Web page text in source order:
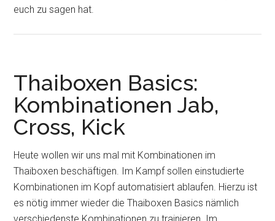
euch zu sagen hat.
Thaiboxen Basics:
Kombinationen Jab,
Cross, Kick
Heute wollen wir uns mal mit Kombinationen im
Thaiboxen beschäftigen. Im Kampf sollen einstudierte
Kombinationen im Kopf automatisiert ablaufen. Hierzu ist
es nötig immer wieder die Thaiboxen Basics nämlich